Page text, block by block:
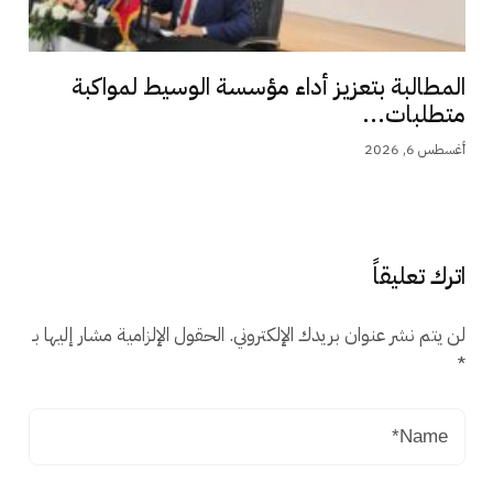
المطالبة بتعزيز أداء مؤسسة الوسيط لمواكبة
متطلبات...
أغسطس 6, 2026
اترك تعليقاً
لن يتم نشر عنوان بريدك الإلكتروني. الحقول الإلزامية مشار إليها بـ
*